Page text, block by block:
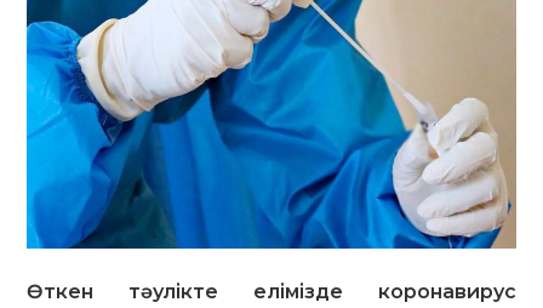
Өткен тәулікте елімізде коронавирус